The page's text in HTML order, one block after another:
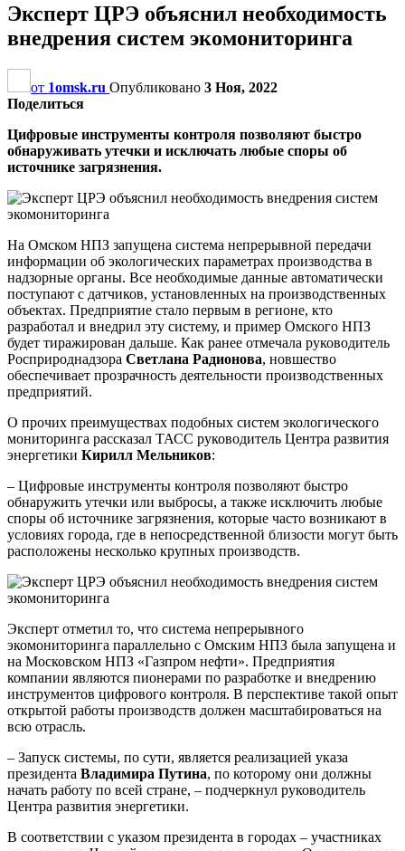
Эксперт ЦРЭ объяснил необходимость
внедрения систем экомониторинга
от 1omsk.ru Опубликовано 3 Ноя, 2022
Поделиться
Цифровые инструменты контроля позволяют быстро
обнаруживать утечки и исключать любые споры об
источнике загрязнения.
На Омском НПЗ запущена система непрерывной передачи
информации об экологических параметрах производства в
надзорные органы. Все необходимые данные автоматически
поступают с датчиков, установленных на производственных
объектах. Предприятие стало первым в регионе, кто
разработал и внедрил эту систему, и пример Омского НПЗ
будет тиражирован дальше. Как ранее отмечала руководитель
Росприроднадзора Светлана Радионова, новшество
обеспечивает прозрачность деятельности производственных
предприятий.
О прочих преимуществах подобных систем экологического
мониторинга рассказал ТАСС руководитель Центра развития
энергетики Кирилл Мельников:
– Цифровые инструменты контроля позволяют быстро
обнаружить утечки или выбросы, а также исключить любые
споры об источнике загрязнения, которые часто возникают в
условиях города, где в непосредственной близости могут быть
расположены несколько крупных производств.
Эксперт отметил то, что система непрерывного
экомониторинга параллельно с Омским НПЗ была запущена и
на Московском НПЗ «Газпром нефти». Предприятия
компании являются пионерами по разработке и внедрению
инструментов цифрового контроля. В перспективе такой опыт
открытой работы производств должен масштабироваться на
всю отрасль.
– Запуск системы, по сути, является реализацией указа
президента Владимира Путина, по которому они должны
начать работу по всей стране, – подчеркнул руководитель
Центра развития энергетики.
В соответствии с указом президента в городах – участниках